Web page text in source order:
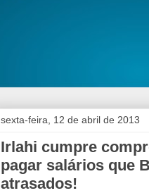
sexta-feira, 12 de abril de 2013
Irlahi cumpre
pagar salários que
atrasados!